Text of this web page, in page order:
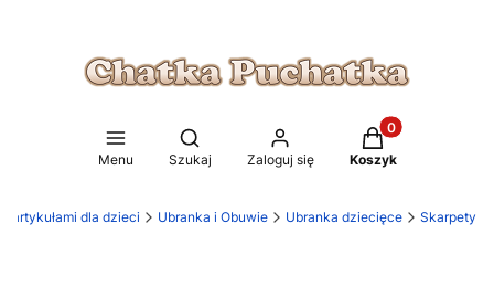
Menu
Otwórz wyszukiwarkę
Szukaj Zaloguj się
Produkty w
Koszyk
artykułami dla dzieci Ubranka i Obuwie Ubranka dziecięce Skarpety